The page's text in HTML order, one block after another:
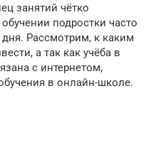
занятий чётко
подростки часто
Рассмотрим, к каким
а так как учёба в
с интернетом,
в онлайн-школе.